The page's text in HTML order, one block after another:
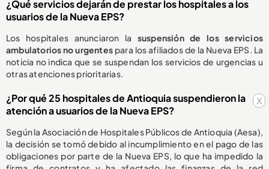
x
¿Qué servicios dejarán de prestar los hospitales a los
usuarios de la Nueva EPS?
Los hospitales anunciaron la suspensión de los servicios
ambulatorios no urgentes para los afiliados de la Nueva EPS. La
noticia no indica que se suspendan los servicios de urgencias u
otras atenciones prioritarias.
¿Por qué 25 hospitales de Antioquia suspendieron la
atención a usuarios de la Nueva EPS?
Según la Asociación de Hospitales Públicos de Antioquia (Aesa),
la decisión se tomó debido al incumplimiento en el pago de las
obligaciones por parte de la Nueva EPS, lo que ha impedido la